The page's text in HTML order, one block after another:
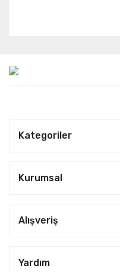
Kategoriler
Kurumsal
Alışveriş
Yardım